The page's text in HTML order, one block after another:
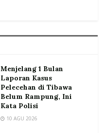
Menjelang 1 Bulan
Laporan Kasus
Pelecehan di Tibawa
Belum Rampung, Ini
Kata Polisi
10 AGU 2026